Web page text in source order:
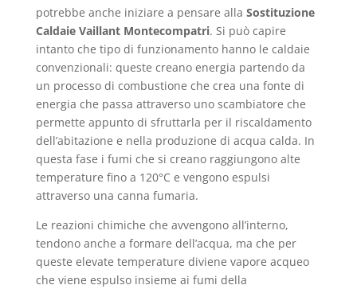
potrebbe anche iniziare a pensare alla Sostituzione
Caldaie Vaillant Montecompatri. Si può capire
intanto che tipo di funzionamento hanno le caldaie
convenzionali: queste creano energia partendo da
un processo di combustione che crea una fonte di
energia che passa attraverso uno scambiatore che
permette appunto di sfruttarla per il riscaldamento
dell’abitazione e nella produzione di acqua calda. In
questa fase i fumi che si creano raggiungono alte
temperature fino a 120°C e vengono espulsi
attraverso una canna fumaria.
Le reazioni chimiche che avvengono all’interno,
tendono anche a formare dell’acqua, ma che per
queste elevate temperature diviene vapore acqueo
che viene espulso insieme ai fumi della